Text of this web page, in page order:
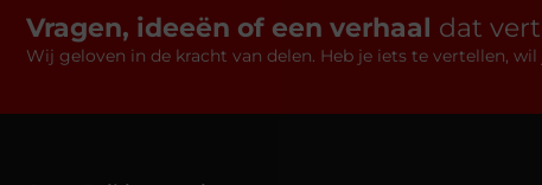
Vragen, ideeën of een verhaal dat
Wij geloven in de kracht van delen. Heb je iets te vertellen,